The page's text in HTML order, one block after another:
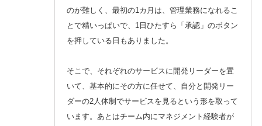
のが難しく、最初の1カ月は、管理業務になれるこ
とで精いっぱいで、1日ひたすら「承認」のボタン
を押している日もありました。
そこで、それぞれのサービスに開発リーダーを置
いて、基本的にその方に任せて、自分と開発リー
ダーの2人体制でサービスを見るという形を取って
います。あとはチーム内にマネジメント経験者が